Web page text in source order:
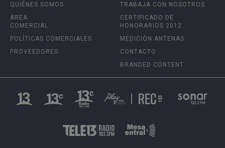
QUIÉNES SOMOS
ÁREA
COMERCIAL
POLÍTICAS COMERCIALES
PROVEEDORES
TRABAJA CON NOSOTROS
CERTIFICADO DE
HONORARIOS 2012
MEDICIÓN ANTENAS
CONTACTO
BRANDED CONTENT